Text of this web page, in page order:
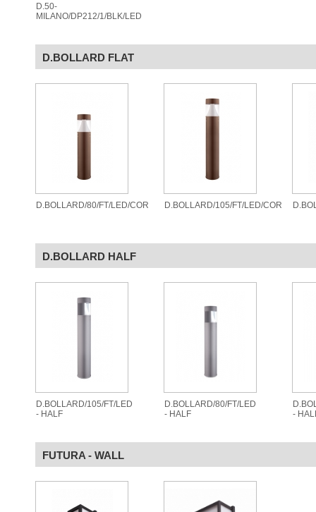
D.50-
MILANO/DP212/1/BLK/LED
D.BOLLARD FLAT
D.BOLLARD/80/FT/LED/COR D.BOLLARD/105/FT/LED/COR
D.BOLLARD HALF
D.BOLLARD/105/FT/LED
- HALF
D.BOLLARD/80/FT/LED
- HALF
-
FUTURA - WALL